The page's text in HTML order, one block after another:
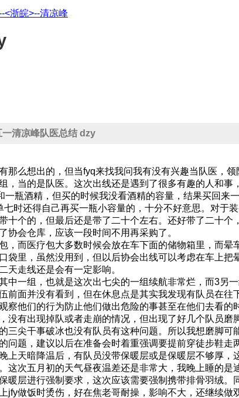
<浙皖>--清凉峰
清凉峰队医总结 dzy
那么想出的，但当fyq来找我问我有没有兴趣当队医，
，当的是队医。这次出线还是遇到了很多有趣的人和事
瓶酒精，但买的时候我没看酒精的容量，结果买回来
时还得自己再买一瓶小容量的，十分不好意思。对于
十个的，但最后还是带了二十个左右。还好带了二十
协会仓库，应该一段时间不用再采购了。
，而医疗包大多数时候会放在车下面的储物箱里，而
袋里，虽然没用到，但以后协会出线可以考虑在车上
天走线还是会有一定影响。
中一组，也就是这次出七尖的一组续航非常烂，而3另
前面并没有看到，但在休息点是其实我发现有队员在
察他们的行为防止他们做出危险的事甚至在他们去看的
没有出现掉队或者走崩的情况，但出现了好几个队员
三尖干事破冰也没有队员有这种问题。所以我想磨脚
问题，建议以后在准备会时着重强调要提前穿徒步鞋
上天暗降温后，有队员没带保暖层或是保暖层不够厚
这次五月初的天气昼夜温差还是非常大，我晚上睡的
暖层进行强制要求，这次应该需要强制携带排骨羽绒
jfy做饭时烫伤，好在焦老哥耐操，影响不大，还继续做